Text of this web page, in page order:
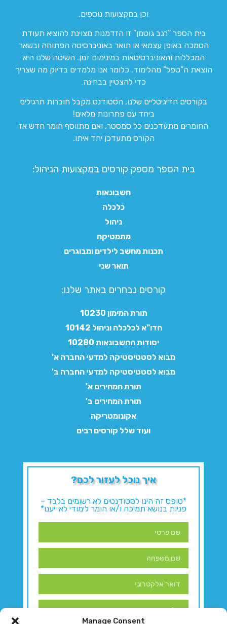
Manage Consent
וכן במקצועות נוספים.
בית הספר “רגב גוטמן” זו הזדמנות מצוינת להוציא תעודת
הסמכה באופן עצמאי או תואר באוניברסיטה הפתוחה ובשאר
המכללות והאוניברסיטאות במינימום זמן. השיטה שלנו היא
הוצאת ה”טפל” מהלימוד. כלומר אנו מלמדים בדיוק מה שצריך
כדי להצטיין בבחינה.
בקורסים הדיגיטליים שלנו, הסטודנט מקבל חוברות תרגילים
ביחד עם פתרונות מלאים!
החומרים מתעדכנים כל סמסטר, ואם מתווסף חומר חדש אז
הקורס מתעדכן יחד איתו.
בית הספר מספק קורסים במקצועות הניהול:
חשבונאות
כלכלה
ניהול
מתמטיקה
תכנות מחשב לילדים ומבוגרים
תואר שני
קורסים נבחרים באתר שלנו:​
תורת המימון 10230
חדו"א לכלכלה וניהול 10142
יסודות החשבונאות 10280
מבוא לסטטיסטיקה למדעי החברה א'
מבוא לסטטיסטיקה למדעי החברה ב'
תורת המחירים א'
תורת המחירים ב'
אקונומטריקה
ועוד שלל קורסים רבים
איך נוכל לעזור לכם?
*טופס זה הינו לסטודנטים לא רשומים בלבד –
פניות בנושא תמיכה ו/או חומר לימודי לא ייענו*